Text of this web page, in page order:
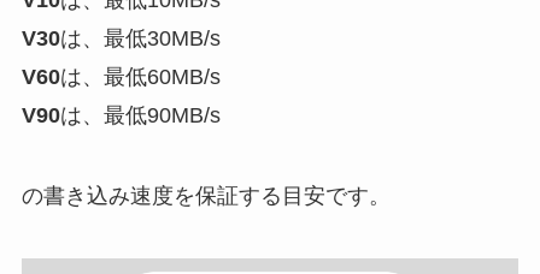
V30は、最低30MB/s
V60は、最低60MB/s
V90は、最低90MB/s
の書き込み速度を保証する目安です。